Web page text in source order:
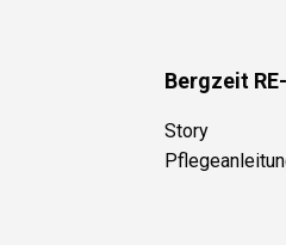
Bergzeit
Story